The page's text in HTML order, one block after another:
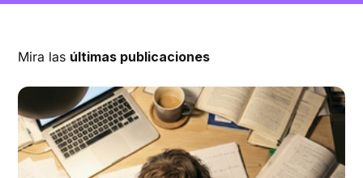
Mira las últimas publicaciones